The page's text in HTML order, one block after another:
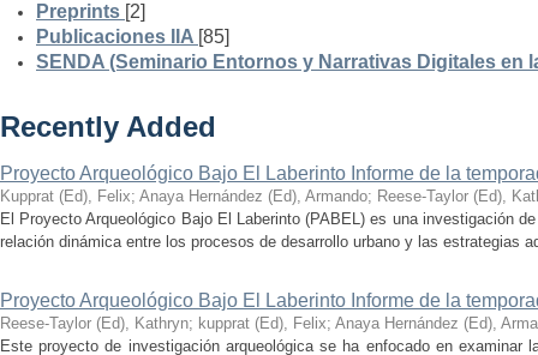
Preprints [2]
Publicaciones IIA [85]
SENDA (Seminario Entornos y Narrativas Digitales en
Recently Added
Proyecto Arqueológico Bajo El Laberinto Informe de la
Kupprat (Ed), Felix; Anaya Hernández (Ed), Armando; Reese-Taylor (Ed),
El Proyecto Arqueológico Bajo El Laberinto (PABEL) es una investigación
relación dinámica entre los procesos de desarrollo urbano y las estrategias
Proyecto Arqueológico Bajo El Laberinto Informe de la
Reese-Taylor (Ed), Kathryn; kupprat (Ed), Felix; Anaya Hernández (Ed),
Este proyecto de investigación arqueológica se ha enfocado en examinar